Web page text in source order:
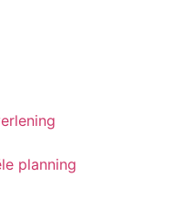
planning